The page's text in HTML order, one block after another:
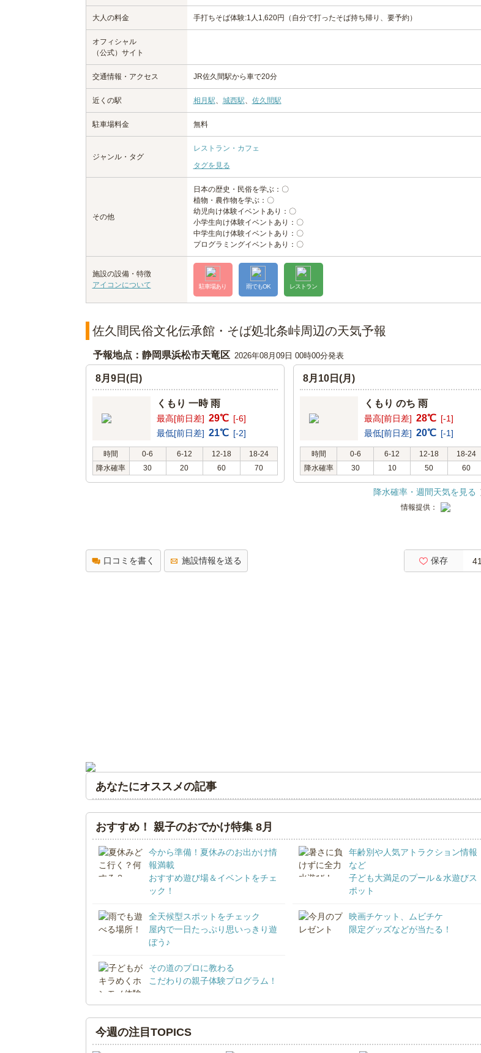
大人の料金 手打ちそば体験:1人1,620円（自分で打ったそば持ち帰り、要予約）
オフィシャル
（公式）サイト
交通情報・アクセス JR佐久間駅から車で20分
近くの駅 相月駅、 城西駅、 佐久間駅
駐車場料金 無料
ジャンル・タグ
レストラン・カフェ
タグを見る
その他
日本の歴史・民俗を学ぶ：〇
植物・農作物を学ぶ：〇
幼児向け体験イベントあり：〇
小学生向け体験イベントあり：〇
中学生向け体験イベントあり：〇
プログラミングイベントあり：〇
施設の設備・特徴
アイコンについて
駐車場あり 雨でもOK レストラン
佐久間民俗文化伝承館・そば処北条峠周辺の天気予報
予報地点：静岡県浜松市天竜区 2026年08月09日 00時00分発表
8月9日(日)
くもり 一時 雨
最高[前日差] 29℃ [-6]
最低[前日差] 21℃ [-2]
時間 0-6 6-12 12-18
18-24
降水確率
30 20 60 70
8月10日(月)
くもり のち 雨
最高[前日差] 28℃ [-1]
最低[前日差] 20℃ [-1]
時間 0-6 6-12 12-18
18-24
降水確率
30 10 50 60
降水確率・週間天気を見る
情報提供：
口コミを書く 施設情報を送る 保存 41
あなたにオススメの記事
おすすめ！ 親子のおでかけ特集 8月
今から準備！夏休みのお出かけ情
報満載
おすすめ遊び場＆イベントをチェ
ック！
年齢別や人気アトラクション情報
など
子ども大満足のプール＆水遊びス
ポット
全天候型スポットをチェック
屋内で一日たっぷり思いっきり遊
ぼう♪
映画チケット、ムビチケ
限定グッズなどが当たる！
その道のプロに教わる
こだわりの親子体験プログラム！
今週の注目TOPICS